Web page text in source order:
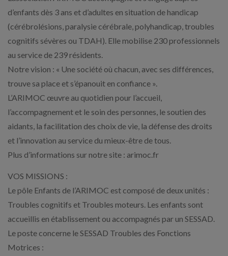
d’enfants dès 3 ans et d’adultes en situation de handicap
(cérébrolésions, paralysie cérébrale, polyhandicap, troubles
cognitifs sévères ou TDAH). Elle mobilise 230 professionnels
au service de 239 résidents.
Notre vision : « Une société où chacun, avec ses différences,
trouve sa place et s’épanouit en confiance ».
L’ARIMOC œuvre au quotidien pour l’accueil,
l’accompagnement et le soin des personnes, le soutien des
aidants, la facilitation des choix de vie, la défense des droits
et l’innovation au service du mieux-être de tous.
Plus d’informations sur notre site : arimoc.fr
VOS MISSIONS :
Le pôle Enfants de l’ARIMOC est composé de deux unités :
Troubles cognitifs et Troubles moteurs. Les enfants sont
accueillis en établissement ou accompagnés par un SESSAD.
Le poste concerne le SESSAD Troubles des Fonctions
Motrices :